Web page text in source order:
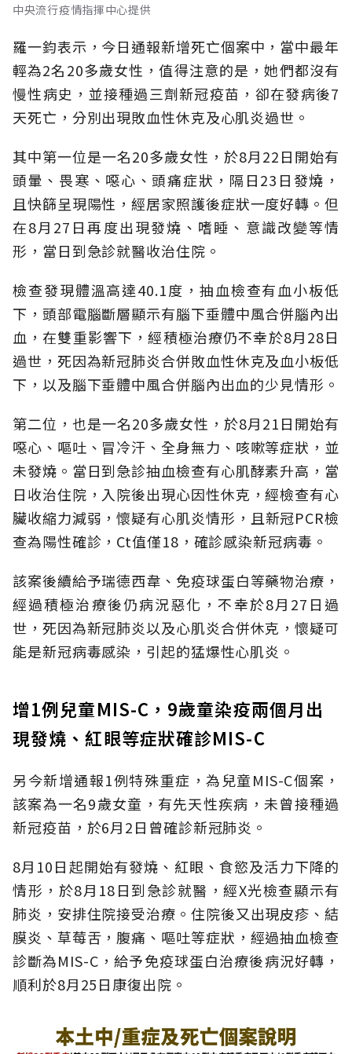
中央流行疫情指揮中心提供
羅一鈞表示，今日通報新增死亡個案中，當中最年
輕為2名20多歲女性，值得注意的是，她們都沒有
慢性病史，並接種過三劑新冠疫苗，卻在發病後7
天死亡，分別出現敗血性休克及心肌炎過世。
其中第一位是一名20多歲女性，於8月22日開始有
頭暈、畏寒、噁心、頭痛症狀，隔日23日發燒，
且快篩呈現陽性，經居家照護後症狀一度好轉。但
在8月27日再度出現發燒、嗜睡、意識改變等情
形，當日到急診就醫收治住院。
檢查發現體溫高達40.1度，抽血檢查有血小板低
下，頭部電腦斷層顯示有腦下垂體中風合併腦內出
血，在雙重影響下，經積極治療仍不幸於8月28日
過世，死因為新冠肺炎合併敗血性休克及血小板低
下，以及腦下垂體中風合併腦內出血的少見情形。
第二位，也是一名20多歲女性，於8月21日開始有
噁心、嘔吐、冒冷汗、全身無力、咳嗽等症狀，並
未發燒。當日到急診抽血檢查有心肌酵素升高，當
日收治住院，入院後出現心因性休克，經檢查有心
臟收縮力減弱，懷疑有心肌炎情形，且新冠PCR檢
查為陽性確診，Ct值僅18，確診感染新冠病毒。
該案後續給予瑞德西韋、免疫球蛋白等藥物治療，
經過積極治療後仍病況惡化，不幸於8月27日過
世，死因為新冠肺炎以及心肌炎合併休克，懷疑可
能是新冠病毒感染，引起的猛爆性心肌炎。
增1例兒童MIS-C，9歲童染疫兩個月出
現發燒、紅眼等症狀確診MIS-C
另今新增通報1例特殊重症，為兒童MIS-C個案，
該案為一名9歲女童，有先天性疾病，未曾接種過
新冠疫苗，於6月2日曾確診新冠肺炎。
8月10日起開始有發燒、紅眼、食慾及活力下降的
情形，於8月18日到急診就醫，經X光檢查顯示有
肺炎，安排住院接受治療。住院後又出現皮疹、結
膜炎、草莓舌，腹痛、嘔吐等症狀，經過抽血檢查
診斷為MIS-C，給予免疫球蛋白治療後病況好轉，
順利於8月25日康復出院。